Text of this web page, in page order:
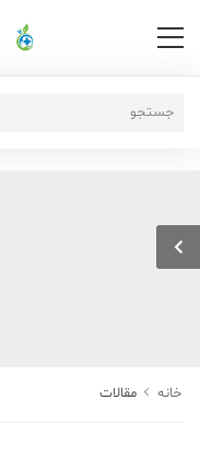
خانه مقالات